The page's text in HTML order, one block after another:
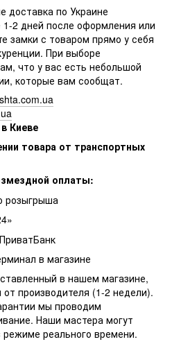
доставка по Украине
2 дней после оформления или
замки с товаром прямо у себя
При выборе
что у вас есть небольшой
которые вам сообщат.
Киеве
товара от транспортных
оплаты:
розыгрыша
в магазине
в нашем магазине,
производителя (1-2 недели).
мы проводим
Наши мастера могут
реального времени.